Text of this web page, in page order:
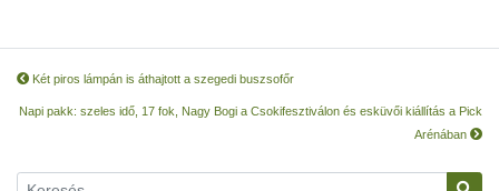
Két piros lámpán is áthajtott a szegedi buszsofőr
Napi pakk: szeles idő, 17 fok, Nagy Bogi a Csokifesztiválon és esküvői kiállítás a Pick
Arénában